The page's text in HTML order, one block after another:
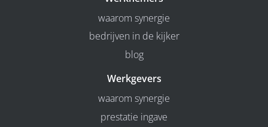
waarom synergie
bedrijven in de kijker
blog
Werkgevers
waarom synergie
prestatie ingave